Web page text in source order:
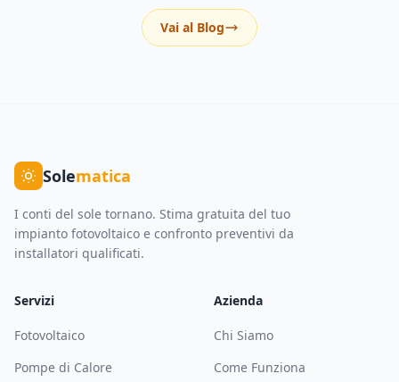
Vai al Blog
Solematica
I conti del sole tornano. Stima gratuita del tuo
impianto fotovoltaico e confronto preventivi da
installatori qualificati.
Servizi
Fotovoltaico
Pompe di Calore
Azienda
Chi Siamo
Come Funziona